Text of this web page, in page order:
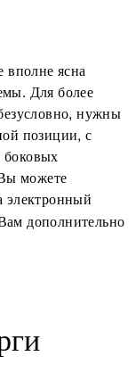
вполне ясна
Для более
нужны
позиции, с
можете
электронный
дополнительно